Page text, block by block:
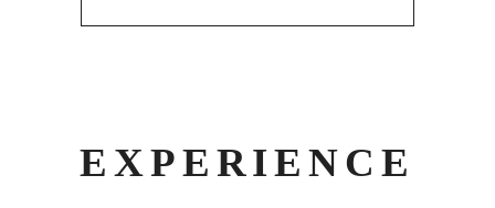
EXPERIENCE